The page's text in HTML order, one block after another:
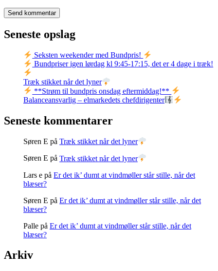
Seneste opslag
Seksten weekender med Bundpris!
Bundpriser igen lørdag kl 9:45-17:15, det er 4 dage i træk!
Træk stikket når det lyner
**Strøm til bundpris onsdag eftermiddag!**
Balanceansvarlig – elmarkedets chefdirigenter
Seneste kommentarer
Søren E på Træk stikket når det lyner
Søren E på Træk stikket når det lyner
Lars e på Er det ik’ dumt at vindmøller står stille, når det
blæser?
Søren E på Er det ik’ dumt at vindmøller står stille, når det
blæser?
Palle på Er det ik’ dumt at vindmøller står stille, når det
blæser?
Arkiv